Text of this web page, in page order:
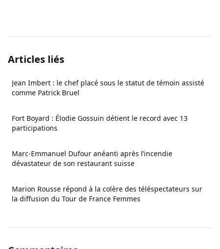
Articles liés
Jean Imbert : le chef placé sous le statut de témoin assisté
comme Patrick Bruel
Fort Boyard : Élodie Gossuin détient le record avec 13
participations
Marc-Emmanuel Dufour anéanti après l’incendie
dévastateur de son restaurant suisse
Marion Rousse répond à la colère des téléspectateurs sur
la diffusion du Tour de France Femmes